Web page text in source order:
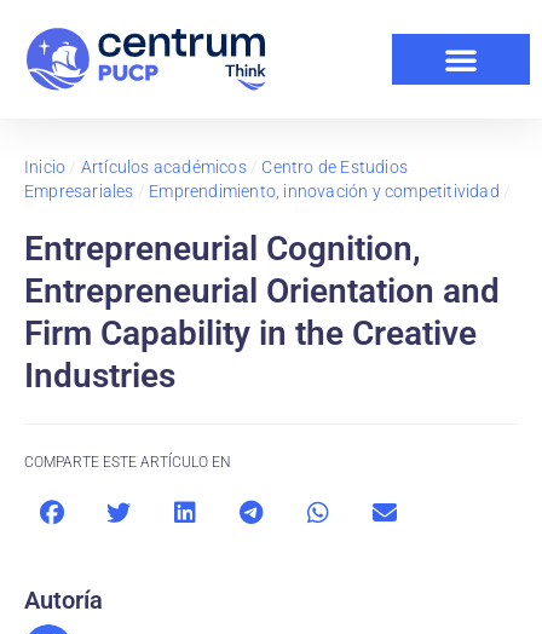
Inicio / Artículos académicos/ Centro de Estudios
Empresariales / Emprendimiento, innovación y competitividad /
Entrepreneurial Cognition,
Entrepreneurial Orientation and
Firm Capability in the Creative
Industries
COMPARTE ESTE ARTÍCULO EN
Autoría